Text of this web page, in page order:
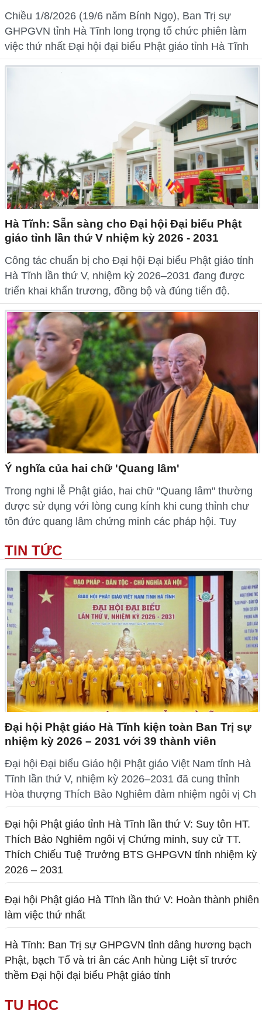
Chiều 1/8/2026 (19/6 năm Bính Ngọ), Ban Trị sự
GHPGVN tỉnh Hà Tĩnh long trọng tổ chức phiên làm
việc thứ nhất Đại hội đại biểu Phật giáo tỉnh Hà Tĩnh
Hà Tĩnh: Sẵn sàng cho Đại hội Đại biểu Phật
giáo tỉnh lần thứ V nhiệm kỳ 2026 - 2031
Công tác chuẩn bị cho Đại hội Đại biểu Phật giáo tỉnh
Hà Tĩnh lần thứ V, nhiệm kỳ 2026–2031 đang được
triển khai khẩn trương, đồng bộ và đúng tiến độ.
Ý nghĩa của hai chữ 'Quang lâm'
Trong nghi lễ Phật giáo, hai chữ "Quang lâm" thường
được sử dụng với lòng cung kính khi cung thỉnh chư
tôn đức quang lâm chứng minh các pháp hội. Tuy
TIN TỨC
Đại hội Phật giáo Hà Tĩnh kiện toàn Ban Trị sự
nhiệm kỳ 2026 – 2031 với 39 thành viên
Đại hội Đại biểu Giáo hội Phật giáo Việt Nam tỉnh Hà
Tĩnh lần thứ V, nhiệm kỳ 2026–2031 đã cung thỉnh
Hòa thượng Thích Bảo Nghiêm đảm nhiệm ngôi vị Ch
Đại hội Phật giáo tỉnh Hà Tĩnh lần thứ V: Suy tôn HT.
Thích Bảo Nghiêm ngôi vị Chứng minh, suy cử TT.
Thích Chiếu Tuệ Trưởng BTS GHPGVN tỉnh nhiệm kỳ
2026 – 2031
Đại hội Phật giáo Hà Tĩnh lần thứ V: Hoàn thành phiên
làm việc thứ nhất
Hà Tĩnh: Ban Trị sự GHPGVN tỉnh dâng hương bạch
Phật, bạch Tổ và tri ân các Anh hùng Liệt sĩ trước
thềm Đại hội đại biểu Phật giáo tỉnh
TU HỌC